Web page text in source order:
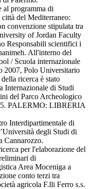
al programma di
del Mediterraneo:
convenzione stipulata tra
of Jordan Faculty
Responsabili scientifici i
All'interno del
/ Scuola internazionale
2007, Polo Universitario
ricerca è stato
di Studi
del Parco Archeologico
PALERMO: LIBRERIA
Interdipartimentale di
degli Studi di
Cannarozzo.
per l'elaborazione del
di
Area Moceniga a
conto terzi tra
agricola F.lli Ferro s.s.